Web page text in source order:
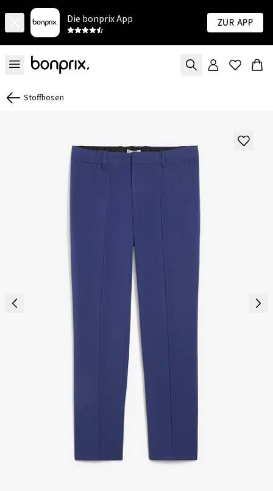
Die bonprix App Zur App
Stoffhosen